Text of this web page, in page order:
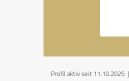
Profil aktiv seit 11.10.2025 |